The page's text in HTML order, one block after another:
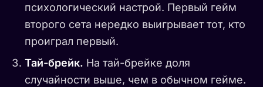
психологический настрой. Первый гейм
второго сета нередко выигрывает тот, кто
проиграл первый.
Тай-брейк. На тай-брейке доля
случайности выше, чем в обычном гейме.